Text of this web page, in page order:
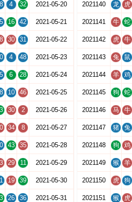
4 32 2021-05-20
16 42 2021-05-21
30 31 2021-05-22
4 48 2021-05-23
6 28 2021-05-24
10 46 2021-05-25
30 2 2021-05-26
34 8 2021-05-27
43 35 2021-05-28
29 11 2021-05-29
19 39 2021-05-30
26 36 2021-05-31
2021140 龙 虎
2021141 牛 蛇
2021142 虎 牛
2021143 兔 鼠
2021144 羊 鸡
2021145 狗 蛇
2021146 马 牛
2021147 猪 兔
2021148 狗 鸡
2021149 猴 羊
2021150 虎 狗
2021151 猴 虎